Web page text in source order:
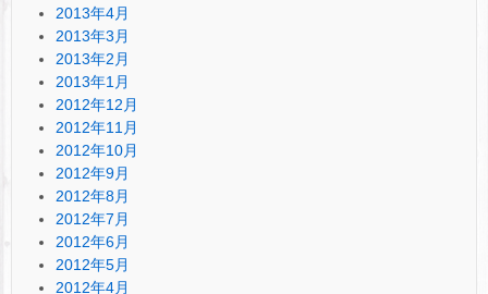
2013年4月
2013年3月
2013年2月
2013年1月
2012年12月
2012年11月
2012年10月
2012年9月
2012年8月
2012年7月
2012年6月
2012年5月
2012年4月